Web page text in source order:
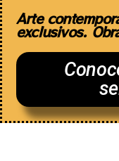
Arte
exclusivos.